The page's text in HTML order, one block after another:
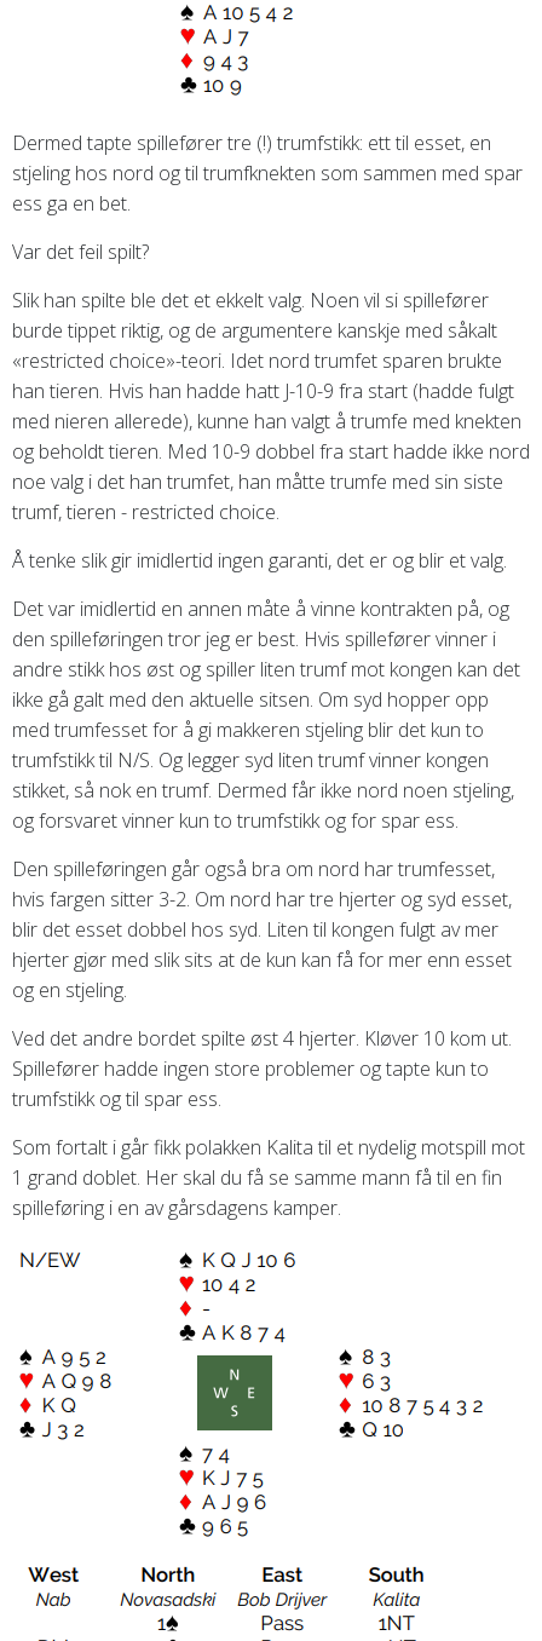
Dermed tapte spillefører tre (!) trumfstikk: ett til esset, en
stjeling hos nord og til trumfknekten som sammen med spar
ess ga en bet.
Var det feil spilt?
Slik han spilte ble det et ekkelt valg. Noen vil si spillefører
burde tippet riktig, og de argumentere kanskje med såkalt
«restricted choice»-teori. Idet nord trumfet sparen brukte
han tieren. Hvis han hadde hatt J-10-9 fra start (hadde fulgt
med nieren allerede), kunne han valgt å trumfe med knekten
og beholdt tieren. Med 10-9 dobbel fra start hadde ikke nord
noe valg i det han trumfet, han måtte trumfe med sin siste
trumf, tieren - restricted choice.
Å tenke slik gir imidlertid ingen garanti, det er og blir et valg.
Det var imidlertid en annen måte å vinne kontrakten på, og
den spilleføringen tror jeg er best. Hvis spillefører vinner i
andre stikk hos øst og spiller liten trumf mot kongen kan det
ikke gå galt med den aktuelle sitsen. Om syd hopper opp
med trumfesset for å gi makkeren stjeling blir det kun to
trumfstikk til N/S. Og legger syd liten trumf vinner kongen
stikket, så nok en trumf. Dermed får ikke nord noen stjeling,
og forsvaret vinner kun to trumfstikk og for spar ess.
Den spilleføringen går også bra om nord har trumfesset,
hvis fargen sitter 3-2. Om nord har tre hjerter og syd esset,
blir det esset dobbel hos syd. Liten til kongen fulgt av mer
hjerter gjør med slik sits at de kun kan få for mer enn esset
og en stjeling.
Ved det andre bordet spilte øst 4 hjerter. Kløver 10 kom ut.
Spillefører hadde ingen store problemer og tapte kun to
trumfstikk og til spar ess.
Som fortalt i går fikk polakken Kalita til et nydelig motspill mot
1 grand doblet. Her skal du få se samme mann få til en fin
spilleføring i en av gårsdagens kamper.